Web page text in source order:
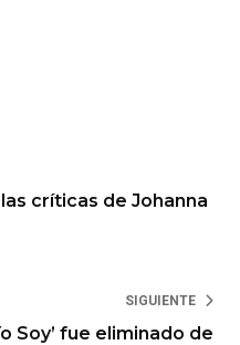
críticas de Johanna
SIGUIENTE
Soy’ fue eliminado de